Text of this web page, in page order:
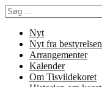
Spring
til
indhold
Søg
efter:
Nyt
Nyt fra bestyrelsen
Arrangementer
Kalender
Om Tisvildekoret